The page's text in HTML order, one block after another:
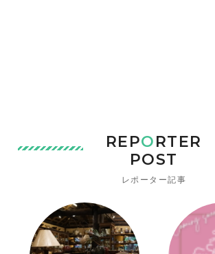
REPORTER
POST
レポーター記事